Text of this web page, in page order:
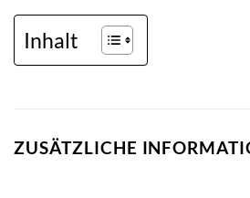
Inhalt
ZUSÄTZLICHE